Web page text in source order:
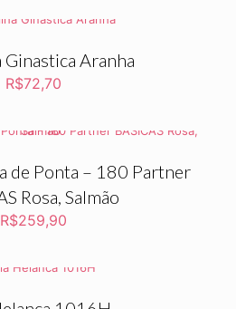
Ginastica Aranha
R$72,70
de Ponta – 180 Partner
Rosa, Salmão
R$259,90